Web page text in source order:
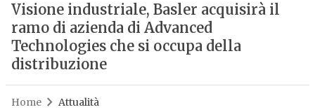
Visione industriale, Basler acquisirà il
ramo di azienda di Advanced
Technologies che si occupa della
distribuzione
Home Attualità